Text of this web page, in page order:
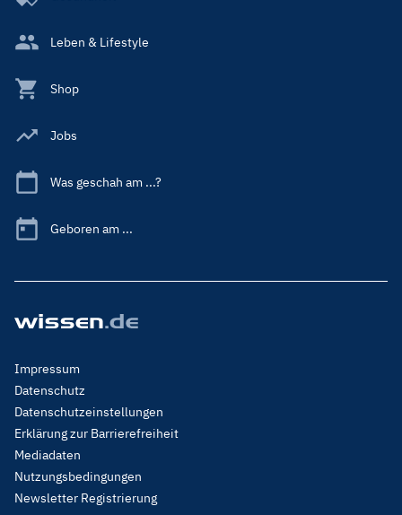
Leben & Lifestyle
Shop
Jobs
Was geschah am ...?
Geboren am ...
Footer
Menu
Legal
Impressum
Datenschutz
Datenschutzeinstellungen
Erklärung zur Barrierefreiheit
Mediadaten
Nutzungsbedingungen
Newsletter Registrierung